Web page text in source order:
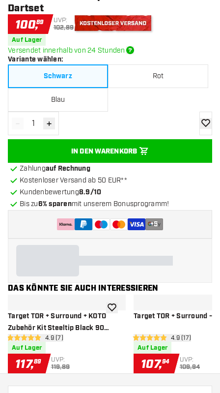
Dartset
100,89 UVP:
102,89
Auf Lager
Versendet innerhalb von 24 Stunden
Variante wählen:
Schwarz
Rot
Blau
Menge verringern
- Menge erhöhen
+
IN DEN WARENKORB
Zur
Zahlungauf Rechnung
Kostenloser Versand ab 50 EUR**
Kundenbewertung8.9/10
Bis zu6% sparenmit unserem Bonusprogramm!
+5
DAS KÖNNTE SIE AUCH INTERESSIEREN
Target TOR + Surround + KOTO
Zubehör Kit Steeltip Black 90
Pieces - DartsetBewertungsbereich öffnen
4.9 Bewertungssterne
4.9 (7)
Auf Lager
117,89 UVP:
119,89
Zur Wunschliste hinzufügen
Target TOR + Surround -
4.9 Bewertungssterne
4.9 (17)
Auf Lager
107,94 UVP:
109,94